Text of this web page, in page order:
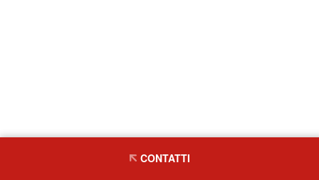
CONTATTI